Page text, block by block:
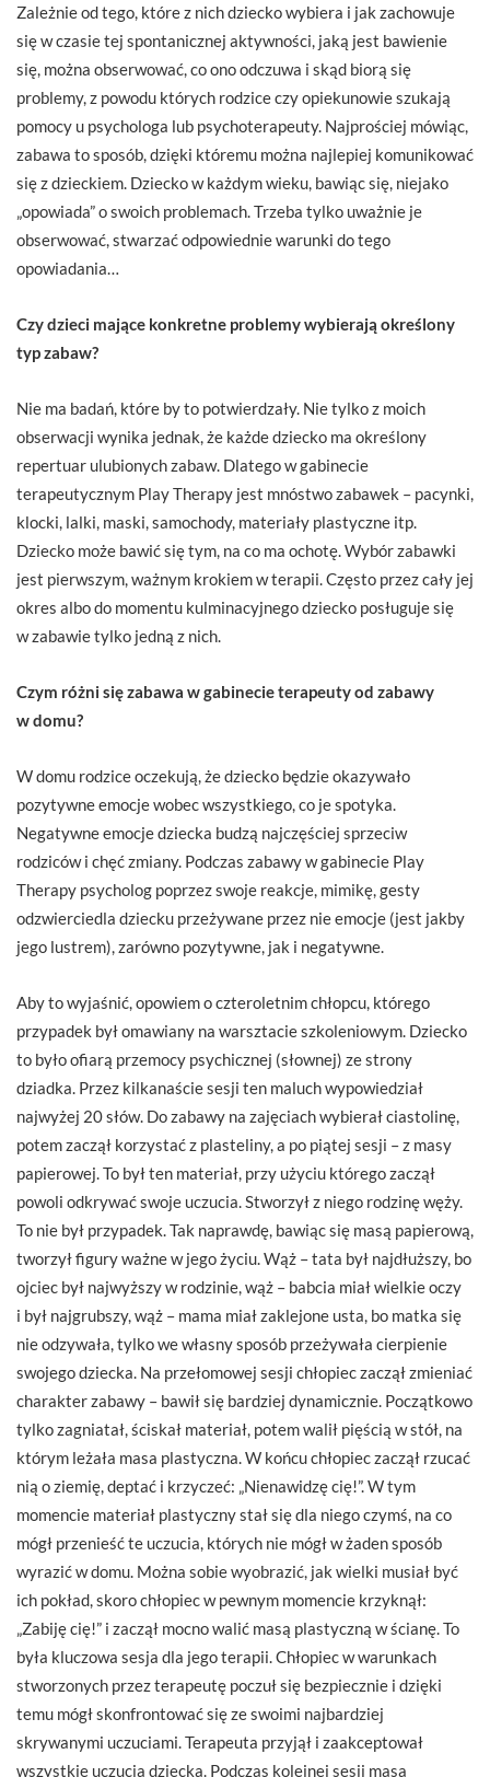
Zależnie od tego, które z nich dziecko wybiera i jak zachowuje
się w czasie tej spontanicznej aktywności, jaką jest bawienie
się, można obserwować, co ono odczuwa i skąd biorą się
problemy, z powodu których rodzice czy opiekunowie szukają
pomocy u psychologa lub psychoterapeuty. Najprościej mówiąc,
zabawa to sposób, dzięki któremu można najlepiej komunikować
się z dzieckiem. Dziecko w każdym wieku, bawiąc się, niejako
„opowiada” o swoich problemach. Trzeba tylko uważnie je
obserwować, stwarzać odpowiednie warunki do tego
opowiadania…
Czy dzieci mające konkretne problemy wybierają określony
typ zabaw?
Nie ma badań, które by to potwierdzały. Nie tylko z moich
obserwacji wyni­ka jednak, że każde dziecko ma określony
repertuar ulubionych zabaw. Dlatego w gabinecie
terapeutycznym Play Therapy jest mnóstwo zabawek – pacynki,
klocki, lalki, maski, samochody, materiały plastyczne itp.
Dziecko może bawić się tym, na co ma ochotę. Wybór zabawki
jest pierwszym, ważnym krokiem w terapii. Często przez cały jej
okres albo do momentu kulminacyjnego dziecko posługuje się
w zabawie tylko jedną z nich.
Czym różni się zabawa w gabinecie terapeuty od zabawy
w domu?
W domu rodzice oczekują, że dziecko będzie okazywało
pozytywne emocje wobec wszystkiego, co je spotyka.
Negatywne emocje dziecka budzą najczęściej sprzeciw
rodziców i chęć zmiany. Podczas zabawy w gabinecie Play
Therapy psycholog poprzez swoje reakcje, mimikę, gesty
odzwierciedla dziecku przeżywane przez nie emocje (jest jakby
jego lustrem), zarówno pozytywne, jak i negatywne.
Aby to wyjaśnić, opowiem o czteroletnim chłopcu, którego
przypadek był omawiany na warsztacie szkole­niowym. Dziecko
to było ofiarą przemocy psychicznej (słownej) ze strony
dziadka. Przez kilkanaście sesji ten maluch wypowiedział
najwyżej 20 słów. Do zabawy na zajęciach wybierał ciastolinę,
potem zaczął korzystać z plasteliny, a po piątej sesji – z masy
papierowej. To był ten materiał, przy użyciu którego zaczął
powoli odkrywać swoje uczucia. Stworzył z niego rodzinę węży.
To nie był przypadek. Tak naprawdę, bawiąc się masą papierową,
tworzył figury ważne w jego życiu. Wąż – tata był najdłuższy, bo
ojciec był najwyższy w rodzinie, wąż – babcia miał wielkie oczy
i był najgrubszy, wąż – mama miał zaklejone usta, bo matka się
nie odzywała, tylko we własny sposób przeżywała cierpienie
swojego dziecka. Na przełomowej sesji chłopiec zaczął zmieniać
charakter zabawy – bawił się bardziej dynamicznie. Początkowo
tylko zagniatał, ściskał materiał, potem walił pięścią w stół, na
którym leżała masa plastyczna. W końcu chłopiec zaczął rzucać
nią o ziemię, deptać i krzyczeć: „Nienawidzę cię!”. W tym
momencie materiał plastyczny stał się dla niego czymś, na co
mógł przenieść te uczucia, których nie mógł w żaden sposób
wyrazić w domu. Można sobie wyobrazić, jak wielki musiał być
ich pokład, skoro chłopiec w pewnym momencie krzyknął:
„Zabiję cię!” i zaczął mocno walić masą plastyczną w ścianę. To
była kluczowa sesja dla jego terapii. Chłopiec w warunkach
stworzonych przez terapeutę poczuł się bezpiecznie i dzięki
temu mógł skonfrontować się ze swoimi najbardziej
skrywanymi uczuciami. Terapeuta przyjął i zaakceptował
wszystkie uczucia dziecka. Podczas kolejnej sesji masa